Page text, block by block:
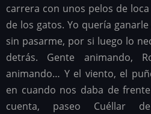
carrera con unos pelos de
de los gatos. Yo quería
sin pasarme, por si luego lo
detrás. Gente animando,
animando… Y el viento, el
en cuando nos daba de
cuenta, paseo Cuéllar